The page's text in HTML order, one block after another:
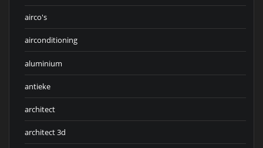
airco's
airconditioning
aluminium
antieke
architect
architect 3d